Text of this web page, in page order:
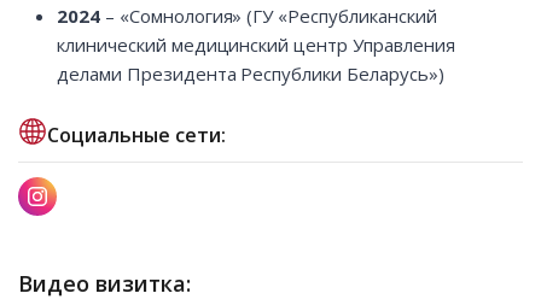
2024– «Сомнология» (ГУ «Республиканский
клинический медицинский центр Управления
делами Президента Республики Беларусь»)
Социальные сети:
Видео визитка: